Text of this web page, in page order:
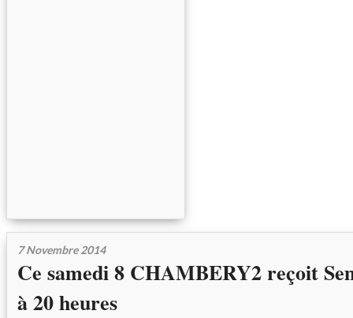
7 Novembre 2014
Ce samedi 8 CHAMBERY2 reçoit
à 20 heures